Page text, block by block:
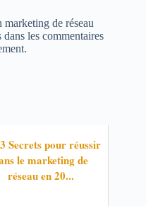
de réseau
les commentaires
Secrets pour réussir
le marketing de
réseau en 20...